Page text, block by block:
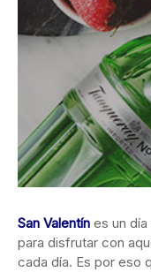
San Valentín es un
para disfrutar con
cada día. Es por eso